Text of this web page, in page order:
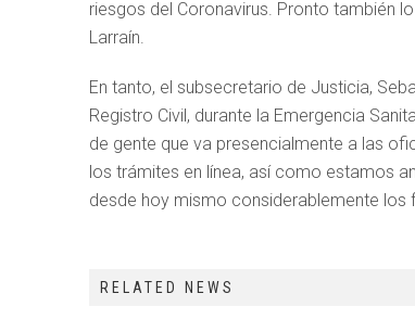
riesgos del Coronavirus. Pronto también
Larraín.
En tanto, el subsecretario de Justicia,
Registro Civil, durante la Emergencia
de gente que va presencialmente a las
los trámites en línea, así como estamos
desde hoy mismo considerablemente los
RELATED NEWS